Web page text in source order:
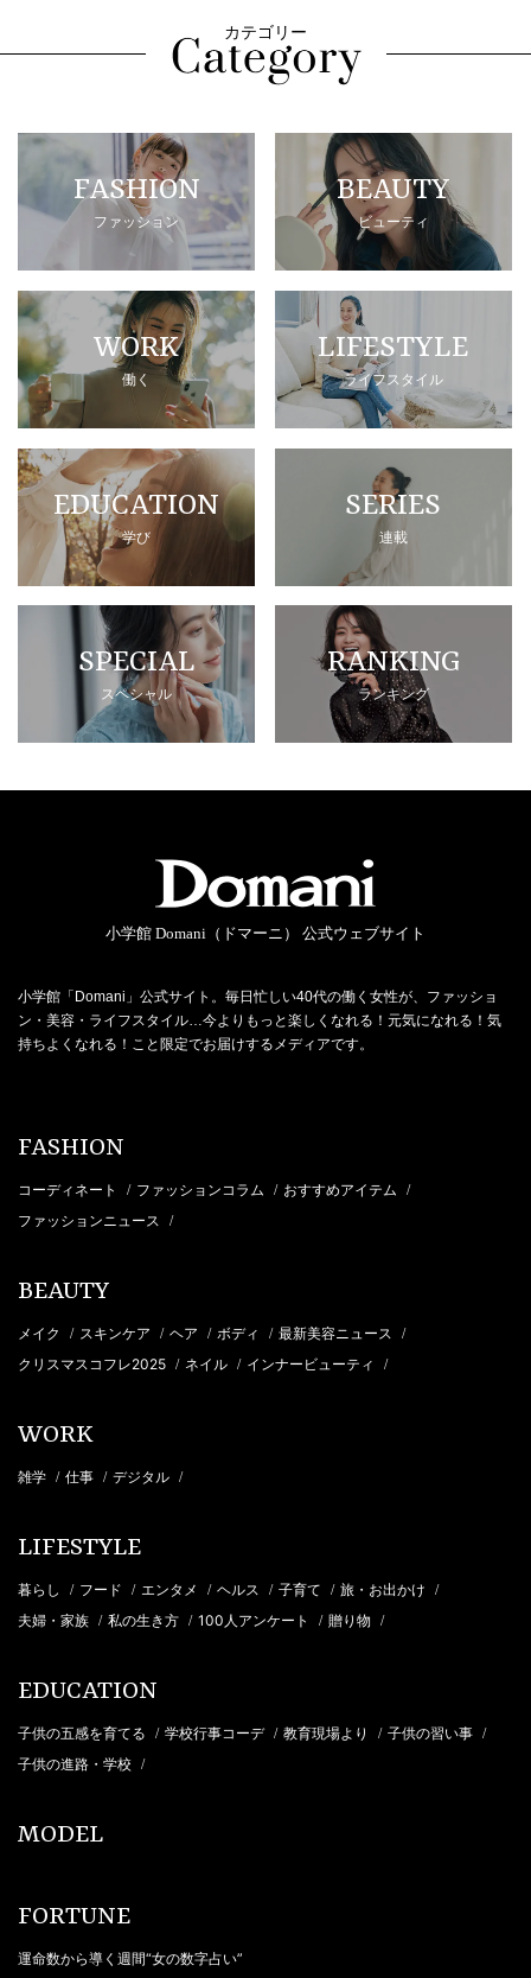
カテゴリー
FASHION
ファッション
BEAUTY
ビューティ
WORK
働く
LIFESTYLE
ライフスタイル
EDUCATION
学び
SERIES
連載
SPECIAL
スペシャル
RANKING
ランキング
小学館 Domani（ドマーニ） 公式ウェブサイト
小学館「Domani」公式サイト。毎日忙しい40代の働く女性が、ファッショ
ン・美容・ライフスタイル…今よりもっと楽しくなれる！元気になれる！気
持ちよくなれる！こと限定でお届けするメディアです。
FASHION
コーディネート / ファッションコラム / おすすめアイテム /
ファッションニュース /
BEAUTY
メイク / スキンケア / ヘア / ボディ / 最新美容ニュース /
クリスマスコフレ2025 / ネイル / インナービューティ /
WORK
雑学 / 仕事 / デジタル /
LIFESTYLE
暮らし / フード / エンタメ / ヘルス / 子育て / 旅・お出かけ /
夫婦・家族 / 私の生き方 / 100人アンケート / 贈り物 /
EDUCATION
子供の五感を育てる / 学校行事コーデ / 教育現場より / 子供の習い事 /
子供の進路・学校 /
MODEL
FORTUNE
運命数から導く週間“女の数字占い”